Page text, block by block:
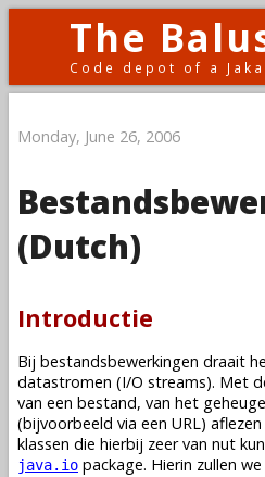
The
Code depot of a
Monday, June 26, 2006
(Dutch)
Introductie
Bij bestandsbewerkingen draait
datastromen (I/O streams). Met
van een bestand, van het
(bijvoorbeeld via een URL)
klassen die hierbij zeer van nut
java.io package. Hierin zullen